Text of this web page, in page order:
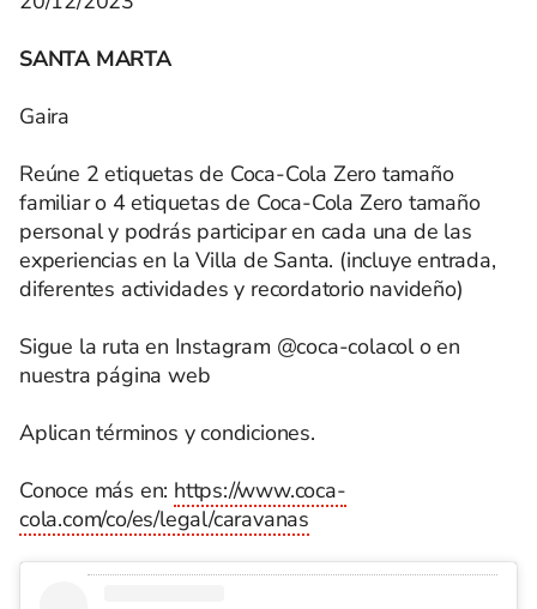
SANTA MARTA
Gaira
Reúne 2 etiquetas de Coca-Cola Zero tamaño
familiar o 4 etiquetas de Coca-Cola Zero tamaño
personal y podrás participar en cada una de las
experiencias en la Villa de Santa. (incluye entrada,
diferentes actividades y recordatorio navideño)
Sigue la ruta en Instagram @coca-colacol o en
nuestra página web
Aplican términos y condiciones.
Conoce más en: https://www.coca-
cola.com/co/es/legal/caravanas